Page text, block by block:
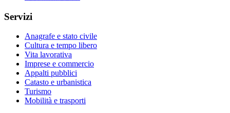
Servizi
Anagrafe e stato civile
Cultura e tempo libero
Vita lavorativa
Imprese e commercio
Appalti pubblici
Catasto e urbanistica
Turismo
Mobilità e trasporti